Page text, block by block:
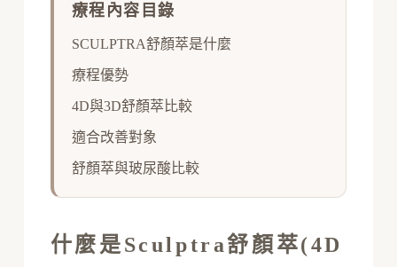
療程內容目錄
SCULPTRA舒顏萃是什麼
療程優勢
4D與3D舒顏萃比較
適合改善對象
舒顏萃與玻尿酸比較
什麼是Sculptra舒顏萃(4D